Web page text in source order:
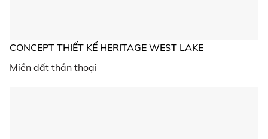
CONCEPT THIẾT KẾ HERITAGE WEST LAKE
Miền đất thần thoại